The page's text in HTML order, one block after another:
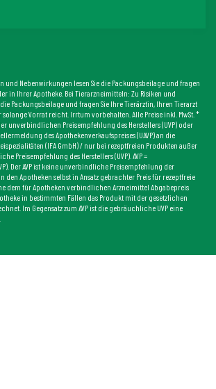
und Nebenwirkungen lesen Sie die Packungsbeilage und fragen
in Ihrer Apotheke. Bei Tierarzneimitteln: Zu Risiken und
Packungsbeilage und fragen Sie Ihre Tierärztin, Ihren Tierarzt
Vorrat reicht. Irrtum vorbehalten. Alle Preise inkl. MwSt. *
unverbindlichen Preisempfehlung des Herstellers (UVP) oder
des Apothekenverkaufspreises (UAVP) an die
(IFA GmbH) / nur bei rezeptfreien Produkten außer
Preisempfehlung des Herstellers (UVP). AVP =
Der AVP ist keine unverbindliche Preisempfehlung der
den Apotheken selbst in Ansatz gebrachter Preis für rezeptfreie
dem für Apotheken verbindlichen Arzneimittel Abgabepreis
in bestimmten Fällen das Produkt mit der gesetzlichen
Im Gegensatz zum AVP ist die gebräuchliche UVP eine